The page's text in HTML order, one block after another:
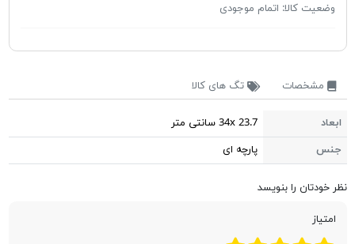
وضعیت کالا: اتمام موجودی
مشخصات تگ های کالا
ابعاد
34x 23.7 سانتی متر
جنس
پارچه ای
نظر خودتان را بنویسد
امتیاز